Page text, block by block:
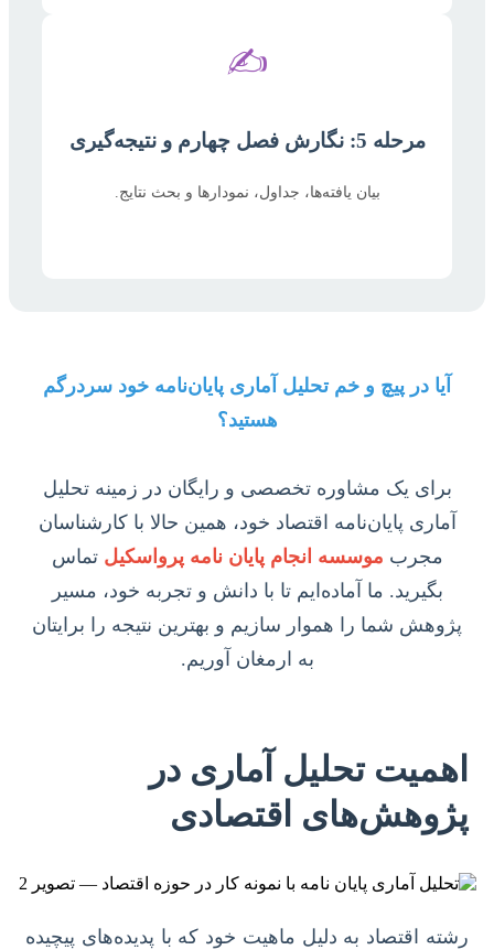
✍️
مرحله 5: نگارش فصل چهارم و نتیجه‌گیری
بیان یافته‌ها، جداول، نمودارها و بحث نتایج.
آیا در پیچ و خم تحلیل آماری پایان‌نامه خود سردرگم
هستید؟
برای یک مشاوره تخصصی و رایگان در زمینه تحلیل
آماری پایان‌نامه اقتصاد خود، همین حالا با کارشناسان
مجرب موسسه انجام پایان نامه پرواسکیل تماس
بگیرید. ما آماده‌ایم تا با دانش و تجربه خود، مسیر
پژوهش شما را هموار سازیم و بهترین نتیجه را برایتان
به ارمغان آوریم.
اهمیت تحلیل آماری در
پژوهش‌های اقتصادی
رشته اقتصاد به دلیل ماهیت خود که با پدیده‌های پیچیده